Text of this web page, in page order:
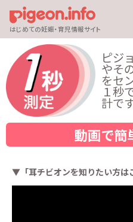
はじめての妊娠・育児情報サイト
ピジ
やそ
をセ
１秒
計で
動画で簡
▼「耳チビオンを知りたい方は